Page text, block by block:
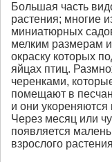
Большая часть
растения; многие
миниатюрных
мелким размерам
окраску которых
яйцах птиц.
черенками,
помещают в
и они укореняются
Через месяц или
появляется
взрослого